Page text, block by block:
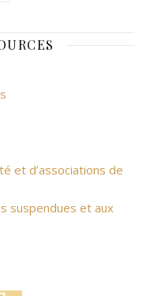
et d’associations de
suspendues et aux